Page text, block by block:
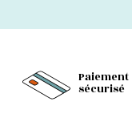
Paiement
sécurisé